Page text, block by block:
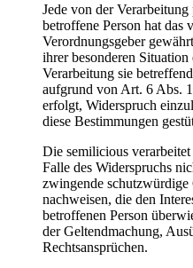
Jede von der
betroffene Person hat das
Verordnungsgeber
ihrer besonderen
Verarbeitung sie
aufgrund von Art. 6 Abs.
erfolgt, Widerspruch
diese Bestimmungen
Die semilicious
Falle des Widerspruchs
zwingende
nachweisen, die den
betroffenen Person
der Geltendmachung,
Rechtsansprüchen.